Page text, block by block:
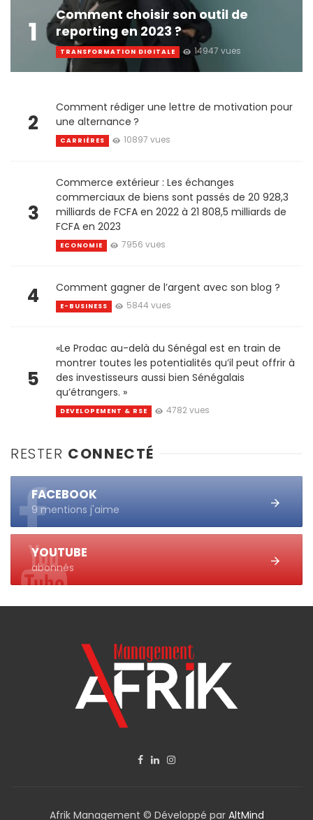
1
Comment choisir son outil de
reporting en 2023 ?
TRANSFORMATION DIGITALE 14947 vues
2
Comment rédiger une lettre de motivation pour
une alternance ?
CARRIÈRES 10897 vues
3
Commerce extérieur : Les échanges
commerciaux de biens sont passés de 20 928,3
milliards de FCFA en 2022 à 21 808,5 milliards de
FCFA en 2023
ECONOMIE 7956 vues
4 Comment gagner de l’argent avec son blog ?
E-BUSINESS 5844 vues
5
«Le Prodac au-delà du Sénégal est en train de
montrer toutes les potentialités qu’il peut offrir à
des investisseurs aussi bien Sénégalais
qu’étrangers. »
DEVELOPEMENT & RSE 4782 vues
RESTER CONNECTÉ
FACEBOOK
9 mentions j'aime
YOUTUBE
abonnés
Afrik Management © Développé par AltMind